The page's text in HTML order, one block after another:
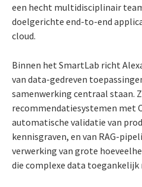
een hecht multidisciplinair
doelgerichte end-to-end
cloud.
Binnen het SmartLab richt
van data-gedreven
samenwerking centraal staan.
recommendatiesystemen met
automatische validatie van
kennisgraven, en van RAG-
verwerking van grote
die complexe data toegankelijk